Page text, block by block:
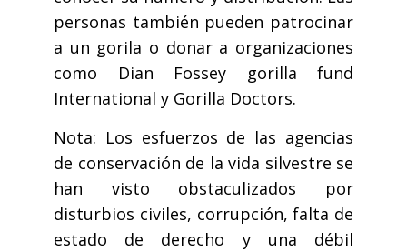
personas también pueden patrocinar
a un gorila o donar a organizaciones
como Dian Fossey gorilla fund
International y Gorilla Doctors.
Nota: Los esfuerzos de las agencias
de conservación de la vida silvestre se
han visto obstaculizados por
disturbios civiles, corrupción, falta de
estado de derecho y una débil